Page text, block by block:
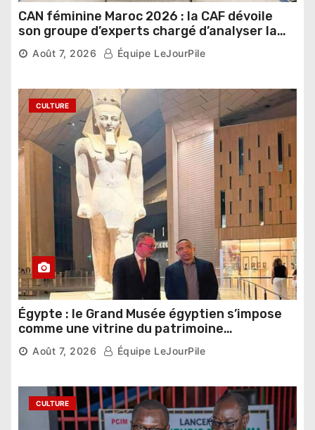
CAN féminine Maroc 2026 : la CAF dévoile
son groupe d’experts chargé d’analyser la
compétition
3,382 vues
Août 7, 2026 Équipe LeJourPile
CULTURE
Égypte : le Grand Musée égyptien s’impose
comme une vitrine du patrimoine
pharaonique auprès des dirigeants
Août 7, 2026 Équipe LeJourPile
CULTURE